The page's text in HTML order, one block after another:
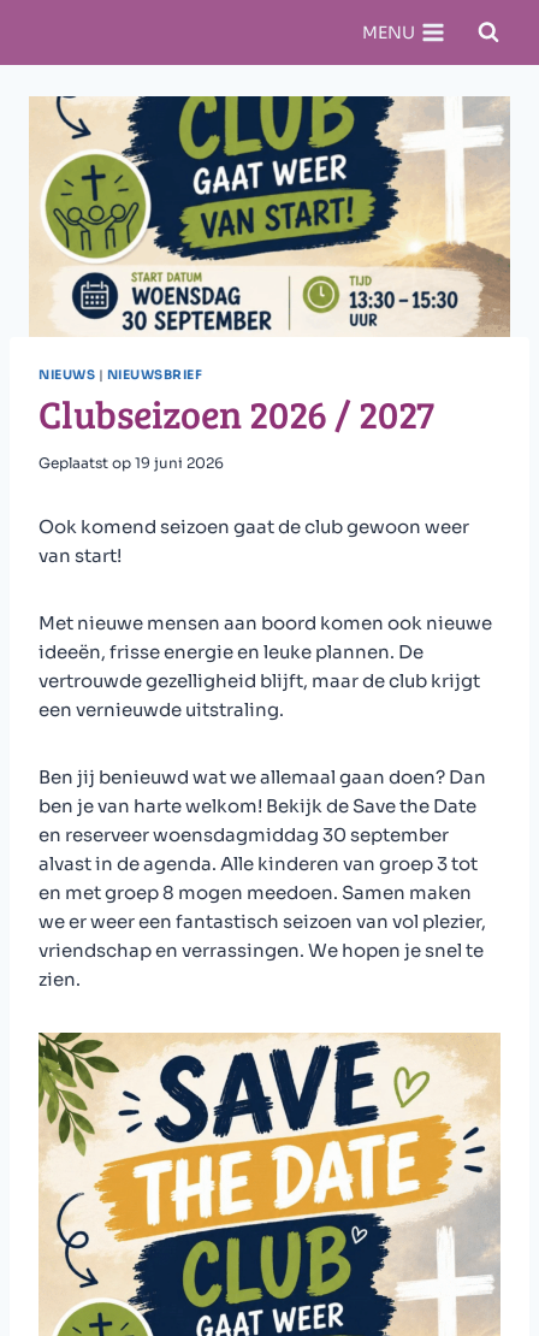
inhoud
MENU
NIEUWS | NIEUWSBRIEF
Clubseizoen 2026 / 2027
Geplaatst op 19 juni 2026
Ook komend seizoen gaat de club gewoon weer
van start!
Met nieuwe mensen aan boord komen ook nieuwe
ideeën, frisse energie en leuke plannen. De
vertrouwde gezelligheid blijft, maar de club krijgt
een vernieuwde uitstraling.
Ben jij benieuwd wat we allemaal gaan doen? Dan
ben je van harte welkom! Bekijk de Save the Date
en reserveer woensdagmiddag 30 september
alvast in de agenda. Alle kinderen van groep 3 tot
en met groep 8 mogen meedoen. Samen maken
we er weer een fantastisch seizoen van vol plezier,
vriendschap en verrassingen. We hopen je snel te
zien.